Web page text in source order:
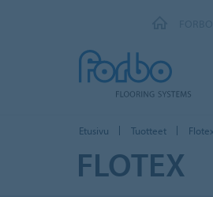
Etusivu Tuotteet Flotex
FLOTEX